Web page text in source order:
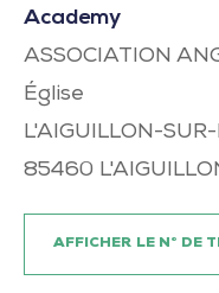
Academy
ASSOCIATION
Église
L'AIGUILLON-
85460
AFFICHER LE N° DE